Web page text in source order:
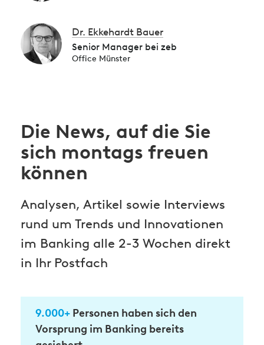
Dr. Ekkehardt Bauer
Senior Manager bei zeb
Office Münster
Die News, auf die Sie
sich montags freuen
können
Analysen, Artikel sowie Interviews
rund um Trends und Innovationen
im Banking alle 2-3 Wochen direkt
in Ihr Postfach
9.000+ Personen haben sich den
Vorsprung im Banking bereits